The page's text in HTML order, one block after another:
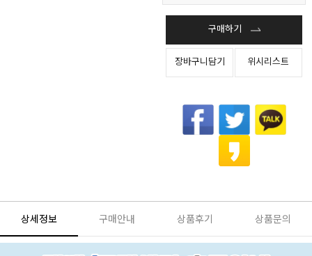
구매하기
장바구니담기 위시리스트
상세정보 구매안내 상품후기 상품문의